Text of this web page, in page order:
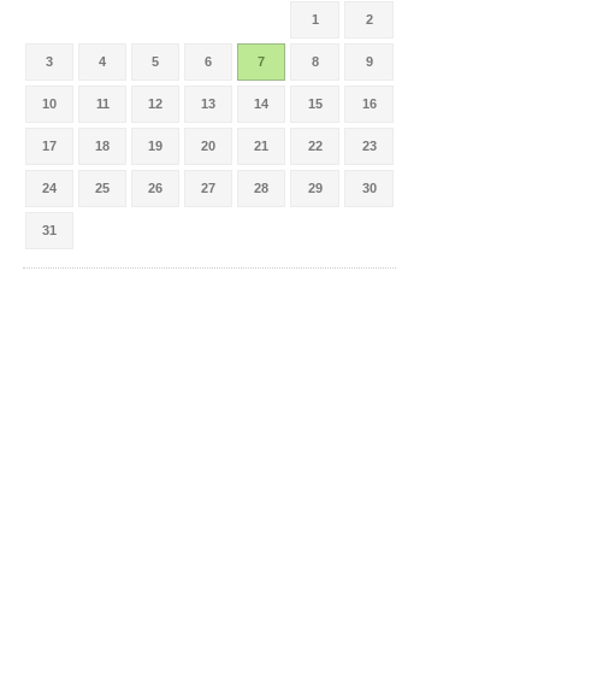
1 2
3 4 5 6 7 8 9
10 11 12 13 14 15 16
17 18 19 20 21 22 23
24 25 26 27 28 29 30
31